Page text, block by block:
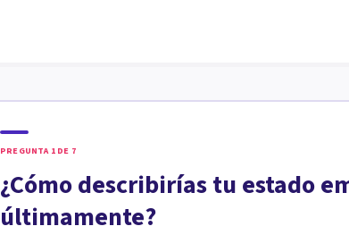
PREGUNTA 1 DE 7
¿Cómo describirías tu estado
últimamente?